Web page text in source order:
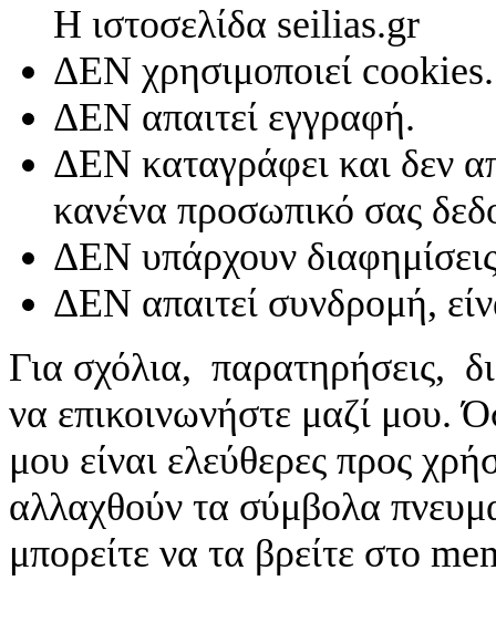
Η ιστοσελίδα seilias.gr
ΔΕΝ χρησιμοποιεί cookies.
ΔΕΝ απαιτεί εγγραφή.
ΔΕΝ καταγράφει και δεν
κανένα προσωπικό σας
ΔΕΝ υπάρχουν
ΔΕΝ απαιτεί συνδρομή,
Για σχόλια, παρατηρήσεις,
να επικοινωνήστε μαζί μου.
μου είναι ελεύθερες προς
αλλαχθούν τα σύμβολα
μπορείτε να τα βρείτε στο